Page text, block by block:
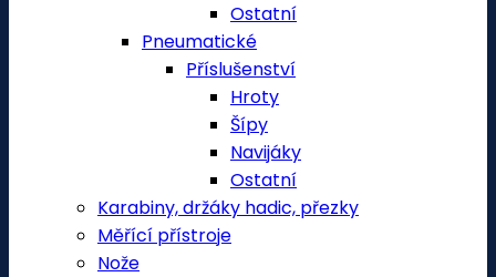
Ostatní
Pneumatické
Příslušenství
Hroty
Šípy
Navijáky
Ostatní
Karabiny, držáky hadic, přezky
Měřící přístroje
Nože